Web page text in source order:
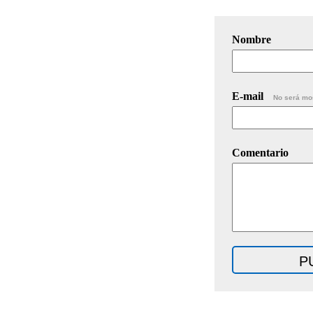
Nombre
E-mail No será
Comentario